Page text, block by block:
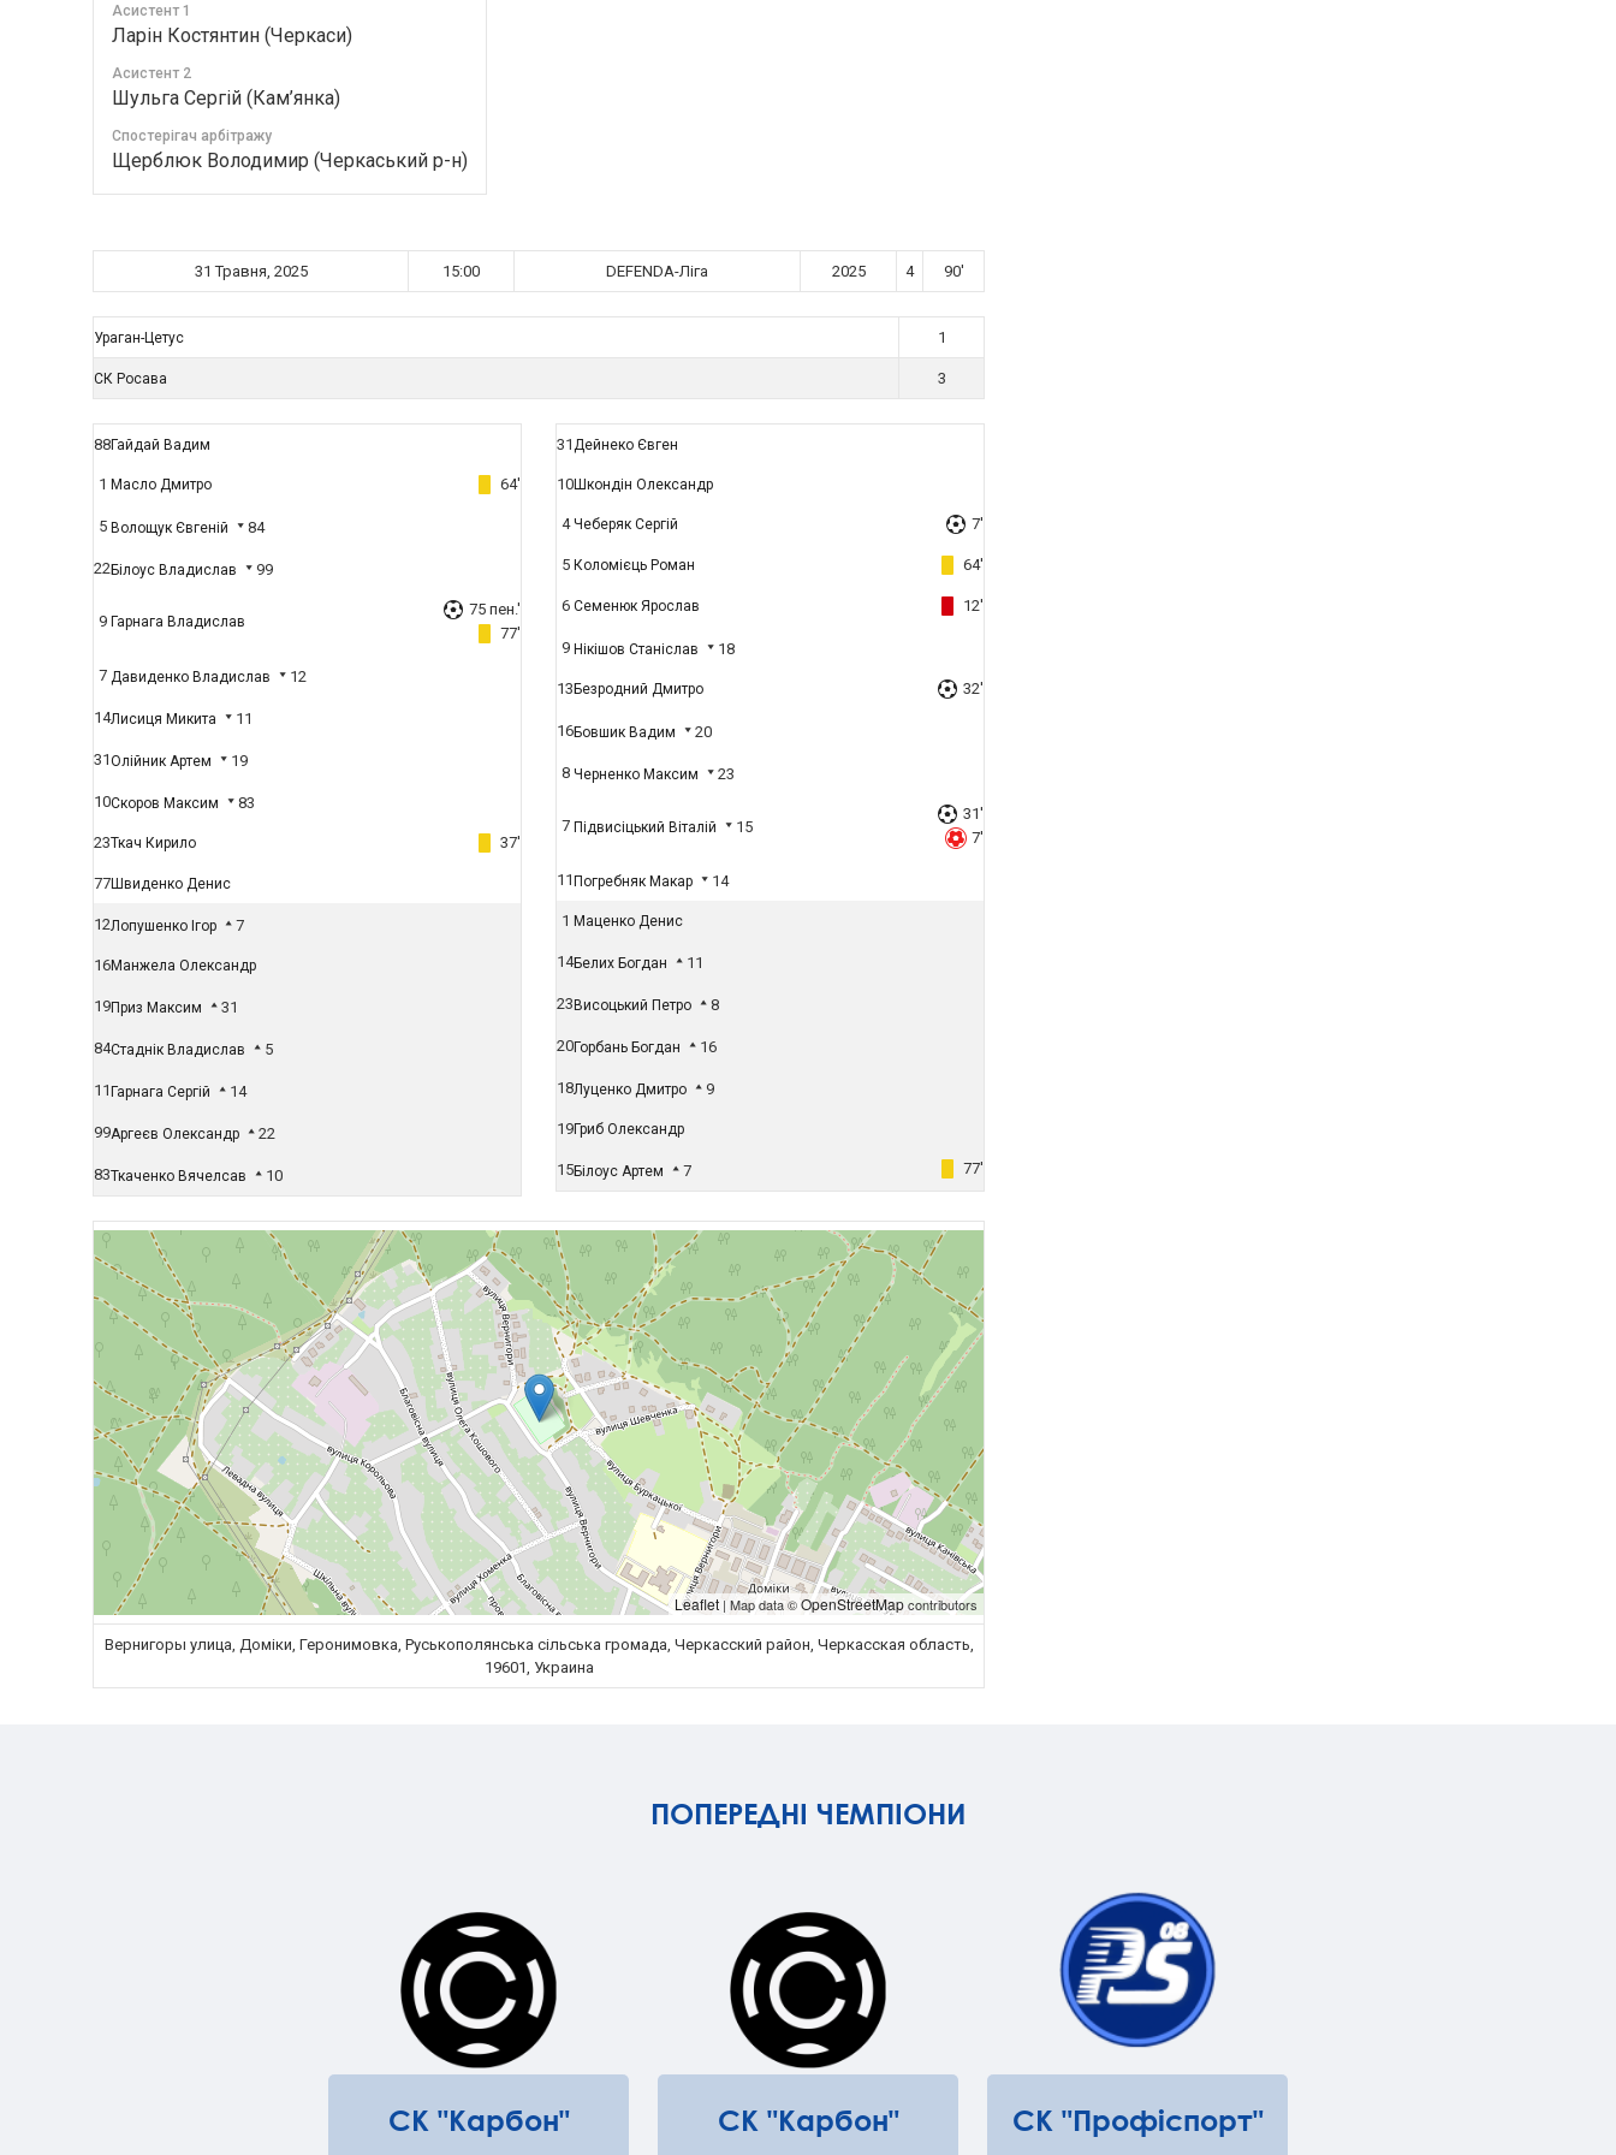
Асистент 1
Ларін Костянтин (Черкаси)
Асистент 2
Шульга Сергій (Кам’янка)
Спостерігач арбітражу
Щерблюк Володимир (Черкаський р-н)
31 Травня, 2025 15:00 DEFENDA-Ліга 2025 4 90'
Ураган-Цетус 1
СК Росава 3
88Гайдай Вадим
1 Масло Дмитро 64'
5 Волощук Євгеній 84
22Білоус Владислав 99
9 Гарнага Владислав
75 пен.'
77'
7 Давиденко Владислав 12
14Лисиця Микита 11
31Олійник Артем 19
10Скоров Максим 83
23Ткач Кирило 37'
77Швиденко Денис
12Лопушенко Ігор 7
16Манжела Олександр
19Приз Максим 31
84Стаднік Владислав 5
11 Гарнага Сергій 14
99Аргеєв Олександр 22
83Ткаченко Вячелсав 10
31Дейнеко Євген
10Шкондін Олександр
4 Чеберяк Сергій 7'
5 Коломієць Роман 64'
6 Семенюк Ярослав 12'
9 Нікішов Станіслав 18
13 Безродний Дмитро 32'
16Бовшик Вадим 20
8 Черненко Максим 23
7 Підвисіцький Віталій 15
31'
7'
11 Погребняк Макар 14
1 Маценко Денис
14Белих Богдан 11
23 Висоцький Петро 8
20Горбань Богдан 16
18Луценко Дмитро 9
19Гриб Олександр
15Білоус Артем 7 77'
Leaflet | Map data ©OpenStreetMapcontributors
Вернигоры улица, Доміки, Геронимовка, Руськополянська сільська громада, Черкасский район, Черкасская область,
19601, Украина
ПОПЕРЕДНІ ЧЕМПІОНИ
СК "Карбон" СК "Карбон" СК "Профіспорт"